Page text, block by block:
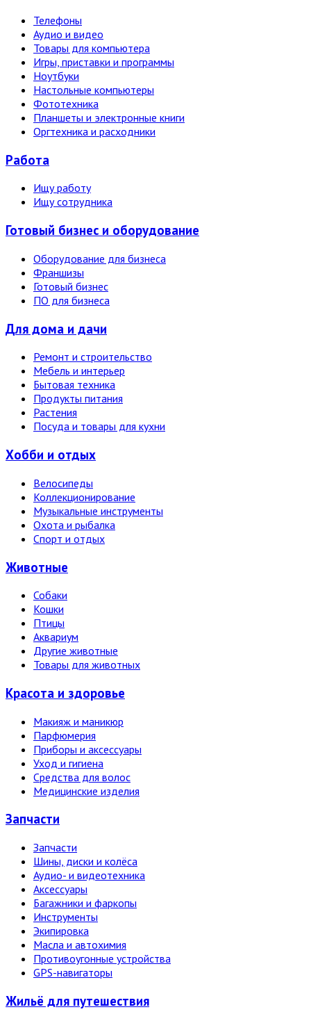
Телефоны
Аудио и видео
Товары для компьютера
Игры, приставки и программы
Ноутбуки
Настольные компьютеры
Фототехника
Планшеты и электронные книги
Оргтехника и расходники
Работа
Ищу работу
Ищу сотрудника
Готовый бизнес и оборудование
Оборудование для бизнеса
Франшизы
Готовый бизнес
ПО для бизнеса
Для дома и дачи
Ремонт и строительство
Мебель и интерьер
Бытовая техника
Продукты питания
Растения
Посуда и товары для кухни
Хобби и отдых
Велосипеды
Коллекционирование
Музыкальные инструменты
Охота и рыбалка
Спорт и отдых
Животные
Собаки
Кошки
Птицы
Аквариум
Другие животные
Товары для животных
Красота и здоровье
Макияж и маникюр
Парфюмерия
Приборы и аксессуары
Уход и гигиена
Средства для волос
Медицинские изделия
Запчасти
Запчасти
Шины, диски и колёса
Аудио- и видеотехника
Аксессуары
Багажники и фаркопы
Инструменты
Экипировка
Масла и автохимия
Противоугонные устройства
GPS-навигаторы
Жильё для путешествия